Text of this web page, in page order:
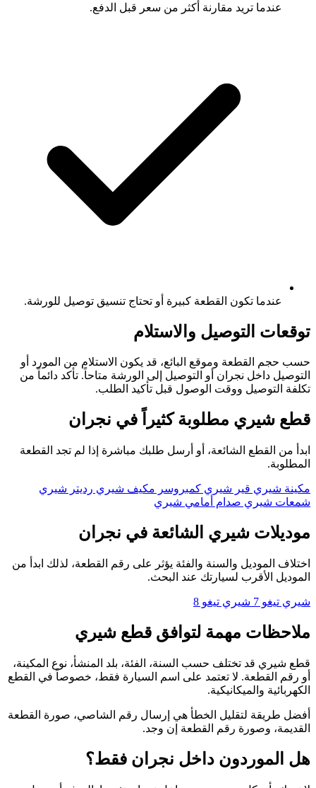
عندما تريد مقارنة أكثر من سعر قبل الدفع.
عندما تكون القطعة كبيرة أو تحتاج تنسيق توصيل للورشة.
توقعات التوصيل والاستلام
حسب حجم القطعة وموقع البائع، قد يكون الاستلام من المورد أو
التوصيل داخل نجران أو التوصيل إلى الورشة متاحاً. تأكد دائماً من
تكلفة التوصيل ووقت الوصول قبل تأكيد الطلب.
قطع شيري مطلوبة كثيراً في نجران
ابدأ من القطع الشائعة، أو أرسل طلبك مباشرة إذا لم تجد القطعة
المطلوبة.
مكينة شيري قير شيري كمبروسر مكيف شيري رديتر شيري
شمعات شيري صدام أمامي شيري
موديلات شيري الشائعة في نجران
اختلاف الموديل والسنة والفئة يؤثر على رقم القطعة، لذلك ابدأ من
الموديل الأقرب لسيارتك عند البحث.
شيري تيغو 7 شيري تيغو 8
ملاحظات مهمة لتوافق قطع شيري
قطع شيري قد تختلف حسب السنة، الفئة، بلد المنشأ، نوع المكينة،
أو رقم القطعة. لا تعتمد على اسم السيارة فقط، خصوصاً في القطع
الكهربائية والميكانيكية.
أفضل طريقة لتقليل الخطأ هي إرسال رقم الشاصي، صورة القطعة
القديمة، وصورة رقم القطعة إن وجد.
هل الموردون داخل نجران فقط؟